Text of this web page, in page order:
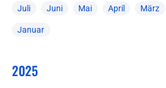
Juli Juni Mai April März
Januar
2025